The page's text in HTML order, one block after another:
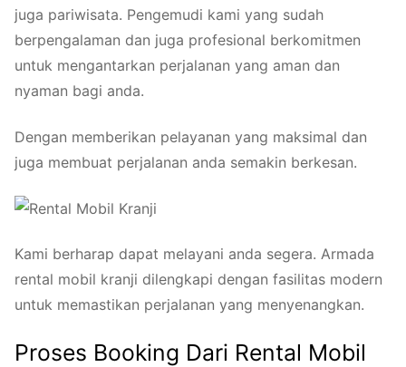
juga pariwisata. Pengemudi kami yang sudah
berpengalaman dan juga profesional berkomitmen
untuk mengantarkan perjalanan yang aman dan
nyaman bagi anda.
Dengan memberikan pelayanan yang maksimal dan
juga membuat perjalanan anda semakin berkesan.
Kami berharap dapat melayani anda segera. Armada
rental mobil kranji dilengkapi dengan fasilitas modern
untuk memastikan perjalanan yang menyenangkan.
Proses Booking Dari Rental Mobil